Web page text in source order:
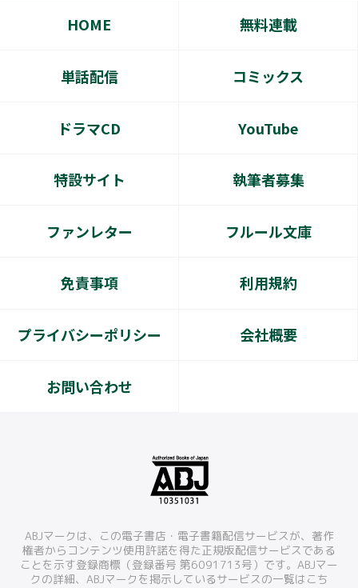
HOME 無料連載
単話配信 コミックス
ドラマCD YouTube
特設サイト 執筆者募集
ファンレター フルール文庫
免責事項 利用規約
プライバシーポリシー 会社概要
お問い合わせ
ABJマークは、この電子書店・電子書籍配信サービスが、著作
権者からコンテンツ使用許諾を得た正規版配信サービスである
ことを示す登録商標（登録番号 第6091713号）です。ABJマー
クの詳細、ABJマークを掲示しているサービスの一覧はこち